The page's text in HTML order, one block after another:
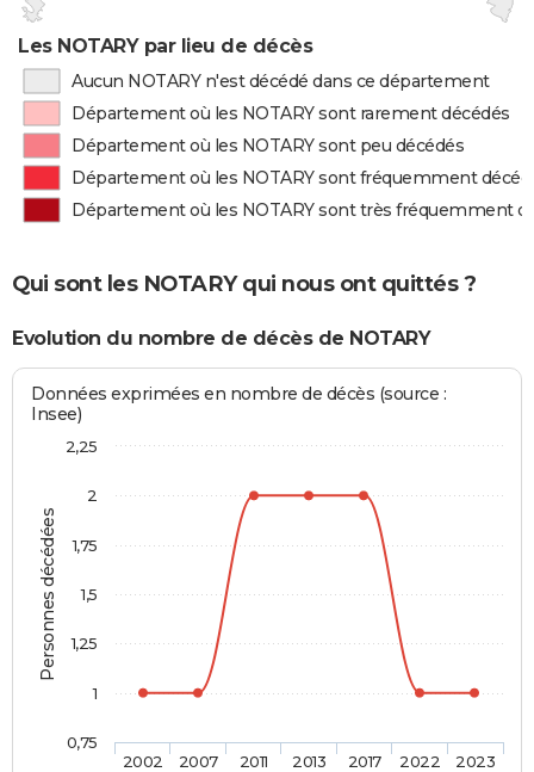
Les NOTARY par lieu de décès
Aucun NOTARY n'est décédé dans ce département
Département où les NOTARY sont rarement décédés
Département où les NOTARY sont peu décédés
Département où les NOTARY sont fréquemment
Département où les NOTARY sont très fréquemment
Qui sont les NOTARY qui nous ont quittés ?
Evolution du nombre de décès de NOTARY
Personnes décédées
Données exprimées en nombre de décès (source :
Insee)
2002 2007 2011 2013 2017 2022 2023
0,75
1
1,25
1,5
1,75
2
2,25